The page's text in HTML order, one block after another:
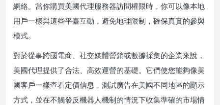
網絡。當你購買美國代理服務器訪問權限時，你可以像本地
用戶一樣與這些平臺互動，避免地理限制，確保真實的參與
模式。
對於從事跨國電商、社交媒體營銷或數據採集的企業來說，
美國代理提供了合法、高效運營的基礎。它們使您能夠像美
國客戶一樣查看定價信息，測試廣告在美國不同地區的顯示
方式，並在不觸發反機器人機制的情況下收集準確的市場情